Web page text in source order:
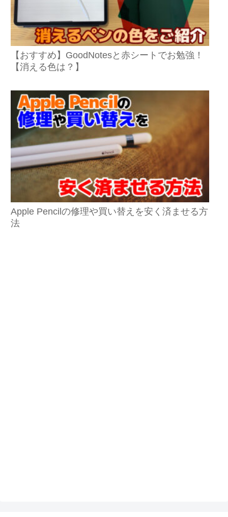
【おすすめ】GoodNotesと赤シートでお勉強！
【消える色は？】
Apple Pencilの修理や買い替えを安く済ませる方
法